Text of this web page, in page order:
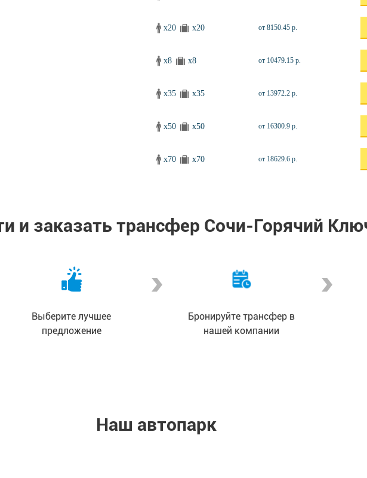
x20 x20 от 8150.45 р.
x8 x8 от 10479.15 р.
x35 x35 от 13972.2 р.
x50 x50 от 16300.9 р.
x70 x70 от 18629.6 р.
и заказать трансфер Сочи-Горячий
Выберите лучшее
предложение
Бронируйте трансфер в
нашей компании
Наш автопарк